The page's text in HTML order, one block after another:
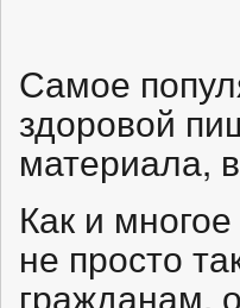
Самое
здоровой
материала,
Как и
не просто
гражданам,